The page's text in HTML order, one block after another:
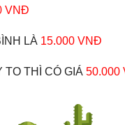
VNĐ
LÀ 15.000 VNĐ
TO THÌ CÓ GIÁ 50.000